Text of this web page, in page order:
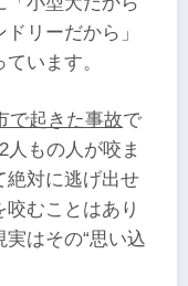
リーだから」
います。
で起きた事故で
人もの人が咬ま
絶対に逃げ出せ
むことはあり
はその“思い込